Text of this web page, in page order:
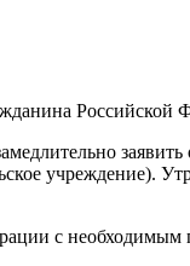
Российской
учреждение).
с необходимым